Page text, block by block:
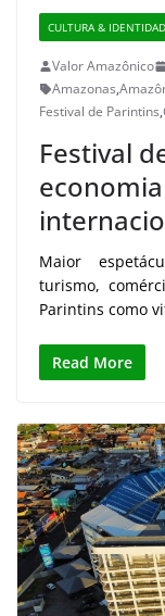
CULTURA &
Valor Amazônico
Amazonas,
Festival de Parintins,
Festival
Maior
turismo,
Parintins como
Read More